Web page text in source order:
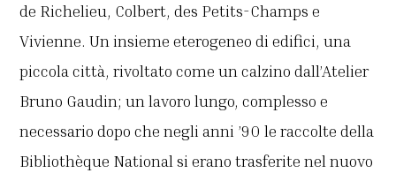
de Richelieu, Colbert, des Petits-Champs e
Vivienne. Un insieme eterogeneo di edifici, una
piccola città, rivoltato come un calzino dall’Atelier
Bruno Gaudin; un lavoro lungo, complesso e
necessario dopo che negli anni ’90 le raccolte della
Bibliothèque National si erano trasferite nel nuovo